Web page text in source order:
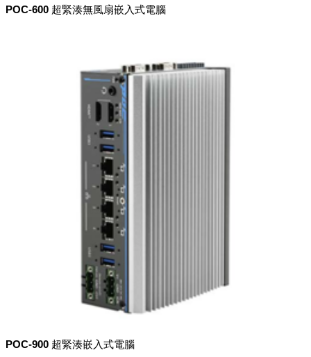
POC-600 超緊湊無風扇嵌入式電腦
POC-900 超緊湊嵌入式電腦